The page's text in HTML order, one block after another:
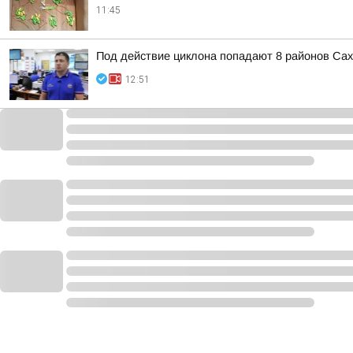
11:45
Под действие циклона попадают 8 районов
12:51